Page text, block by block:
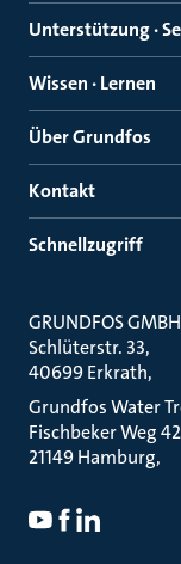
Unterstützung ·
Wissen · Lernen
Über Grundfos
Kontakt
Schnellzugriff
GRUNDFOS GMBH
Schlüterstr. 33
40699 Erkrath
Grundfos Water
Fischbeker Weg 42
21149 Hamburg